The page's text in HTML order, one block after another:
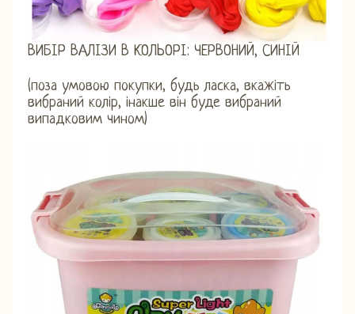
ВИБІР ВАЛІЗИ В КОЛЬОРІ: ЧЕРВОНИЙ, СИНІЙ
(поза умовою покупки, будь ласка, вкажіть
вибраний колір, інакше він буде вибраний
випадковим чином)